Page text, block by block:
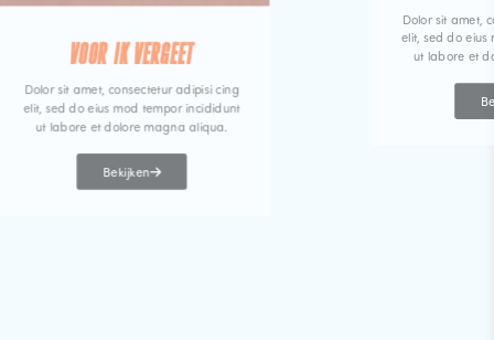
VOOR IK VERGEET
Dolor sit amet, consectetur adipisi cing
elit, sed do eius mod tempor incididunt
ut labore et dolore magna aliqua.
Bekijken
Dolor sit amet,
elit, sed do eius
ut labore et